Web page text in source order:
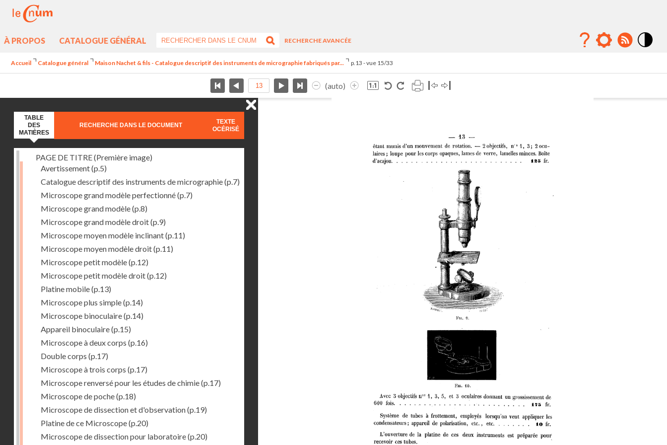
À PROPOS CATALOGUE GÉNÉRAL
RECHERCHE AVANCÉE
Accueil Catalogue général Maison Nachet & fils - Catalogue descriptif des instruments de micrographie fabriqués par... p.13 - vue 15/33
(auto)
TABLE
DES
MATIÈRES
RECHERCHE DANS LE DOCUMENT
TEXTE
OCÉRISÉ
PAGE DE TITRE (Première image)
Avertissement(p.5)
Catalogue descriptif des instruments de micrographie(p.7)
Microscope grand modèle perfectionné(p.7)
Microscope grand modèle(p.8)
Microscope grand modèle droit(p.9)
Microscope moyen modèle inclinant(p.11)
Microscope moyen modèle droit(p.11)
Microscope petit modèle(p.12)
Microscope petit modèle droit(p.12)
Platine mobile(p.13)
Microscope plus simple(p.14)
Microscope binoculaire(p.14)
Appareil binoculaire(p.15)
Microscope à deux corps (p.16)
Double corps (p.17)
Microscope à trois corps (p.17)
Microscope renversé pour les études de chimie(p.17)
Microscope de poche(p.18)
Microscope de dissection et d'observation(p.19)
Platine de ce Microscope(p.20)
Microscope de dissection pour laboratoire(p.20)